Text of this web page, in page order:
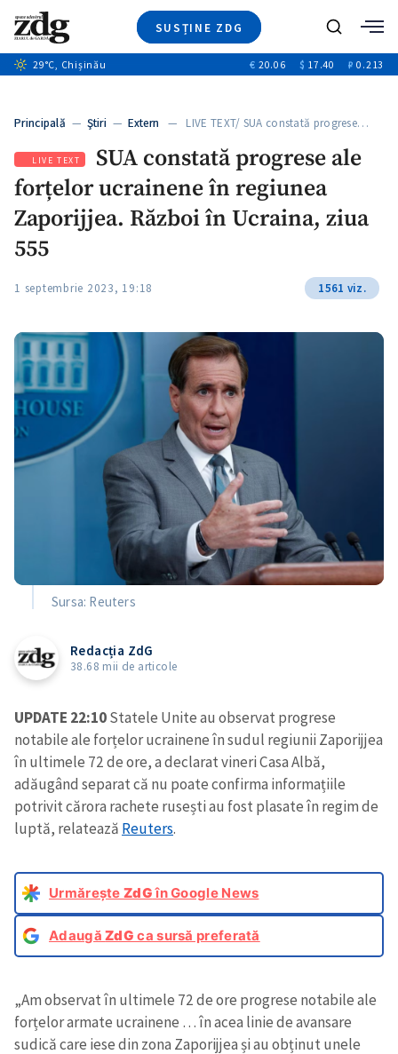
SUSȚINE ZDG
Ştiri
+5
Video
Special
Blog
ZdGust
Caută
29°C, Chișinău € 20.06 $ 17.40 ₽ 0.213
Principală — Ştiri — Extern — LIVE TEXT/ SUA constată progrese…
LIVE TEXT
SUA constată progrese ale
forțelor ucrainene în regiunea
Zaporijjea. Război în Ucraina, ziua
555
1 septembrie 2023, 19:18 1561 viz.
Sursa: Reuters
Redacția ZdG
38.68 mii de articole
UPDATE 22:10Statele Unite au observat progrese
notabile ale forțelor ucrainene în sudul regiunii Zaporijjea
în ultimele 72 de ore, a declarat vineri Casa Albă,
adăugând separat că nu poate confirma informațiile
potrivit cărora rachete rusești au fost plasate în regim de
luptă, relatează Reuters.
Urmărește ZdGîn Google News
AdaugăZdG ca sursă preferată
„Am observat în ultimele 72 de ore progrese notabile ale
forțelor armate ucrainene … în acea linie de avansare
sudică care iese din zona Zaporijjea și au obținut unele